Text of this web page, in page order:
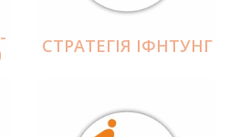
СТРАТЕГІЯ ІФНТУНГ